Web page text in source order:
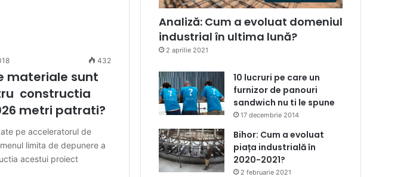
432
materiale sunt
constructia
metri patrati?
pe acceleratorul de
limita de depunere a
acestui proiect
Analiză: Cum a evoluat domeniul
industrial în ultima lună?
2 aprilie 2021
10 lucruri pe care un
furnizor de panouri
sandwich nu ti le spune
17 decembrie 2014
Bihor: Cum a evoluat
piața industrială în
2020-2021?
2 februarie 2021